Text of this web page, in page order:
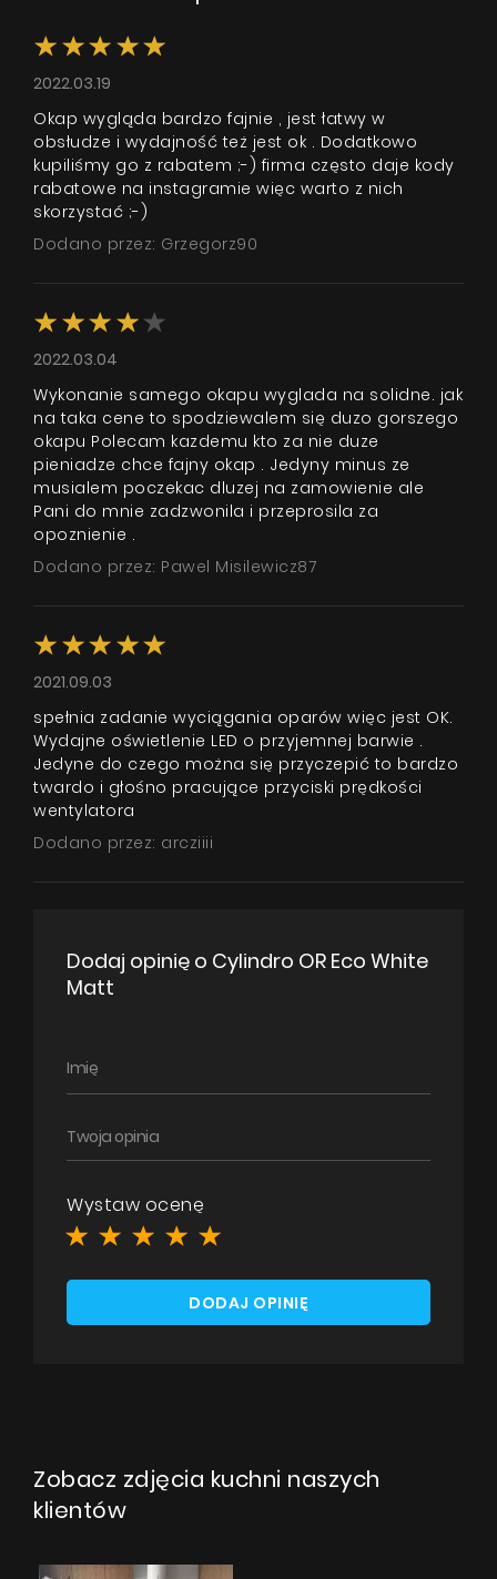
2022.03.19
Okap wygląda bardzo fajnie , jest łatwy w
obsłudze i wydajność też jest ok . Dodatkowo
kupiliśmy go z rabatem ;-) firma często daje kody
rabatowe na instagramie więc warto z nich
skorzystać ;-)
Dodano przez: Grzegorz90
2022.03.04
Wykonanie samego okapu wyglada na solidne. jak
na taka cene to spodziewalem się duzo gorszego
okapu Polecam kazdemu kto za nie duze
pieniadze chce fajny okap . Jedyny minus ze
musialem poczekac dluzej na zamowienie ale
Pani do mnie zadzwonila i przeprosila za
opoznienie .
Dodano przez: Pawel Misilewicz87
2021.09.03
spełnia zadanie wyciągania oparów więc jest OK.
Wydajne oświetlenie LED o przyjemnej barwie .
Jedyne do czego można się przyczepić to bardzo
twardo i głośno pracujące przyciski prędkości
wentylatora
Dodano przez: arcziiii
Dodaj opinię o Cylindro OR Eco White
Matt
Wystaw ocenę
DODAJ OPINIĘ
Zobacz zdjęcia kuchni naszych
klientów